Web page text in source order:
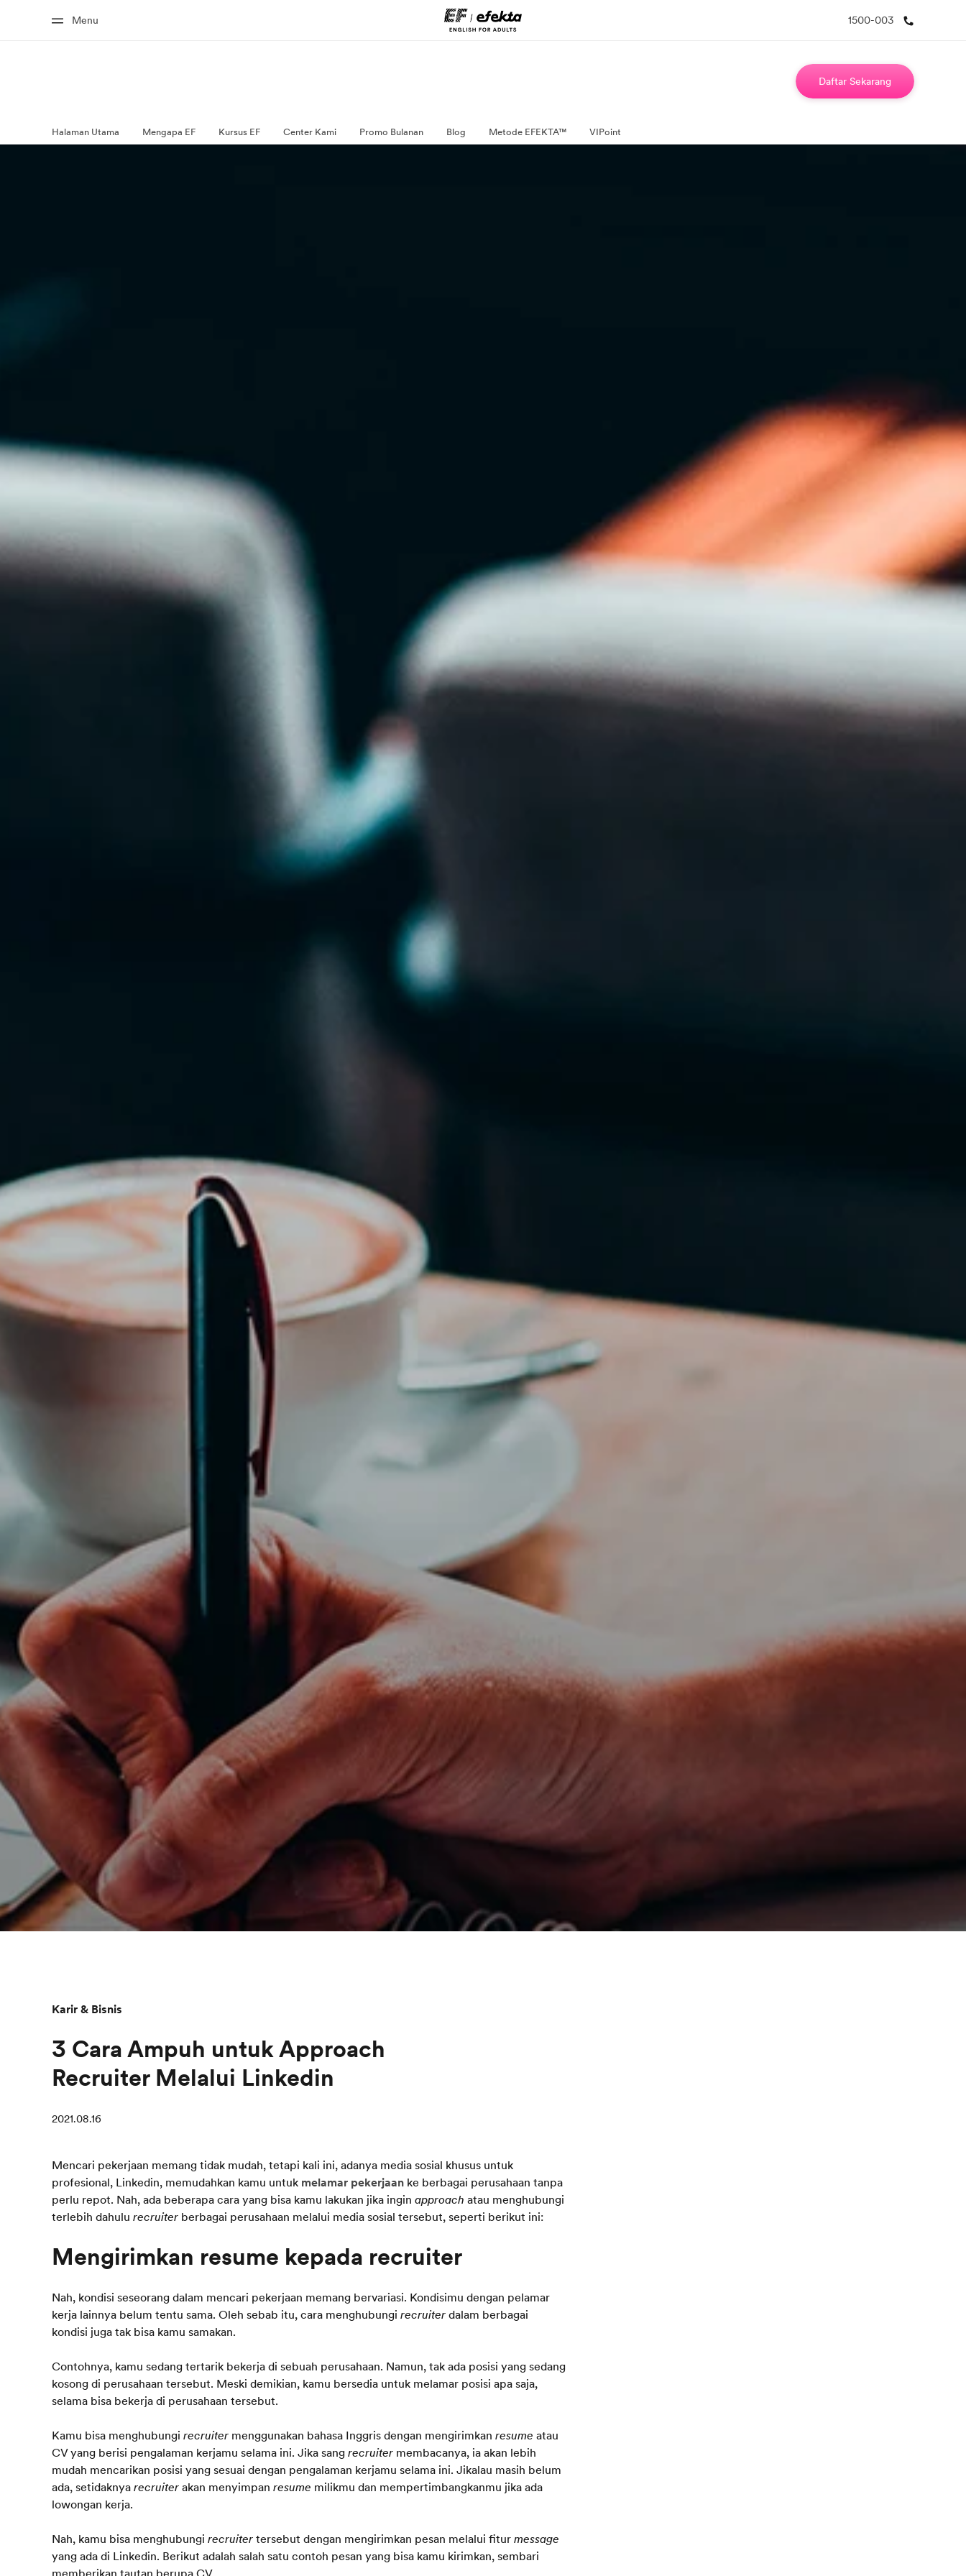
Menu 1500-003
Daftar Sekarang
Halaman Utama Mengapa EF Kursus EF Center Kami Promo Bulanan Blog Metode EFEKTA™ VIPoint
Karir & Bisnis
3 Cara Ampuh untuk Approach
Recruiter Melalui Linkedin
2021.08.16
Mencari pekerjaan memang tidak mudah, tetapi kali ini, adanya media sosial khusus untuk
profesional, Linkedin, memudahkan kamu untuk melamar pekerjaan ke berbagai perusahaan tanpa
perlu repot. Nah, ada beberapa cara yang bisa kamu lakukan jika ingin approach atau menghubungi
terlebih dahulu recruiter berbagai perusahaan melalui media sosial tersebut, seperti berikut ini:
Nah, kondisi seseorang dalam mencari pekerjaan memang bervariasi. Kondisimu dengan pelamar
kerja lainnya belum tentu sama. Oleh sebab itu, cara menghubungi recruiterdalam berbagai
kondisi juga tak bisa kamu samakan.
Contohnya, kamu sedang tertarik bekerja di sebuah perusahaan. Namun, tak ada posisi yang sedang
kosong di perusahaan tersebut. Meski demikian, kamu bersedia untuk melamar posisi apa saja,
selama bisa bekerja di perusahaan tersebut.
Kamu bisa menghubungi recruiter menggunakan bahasa Inggris dengan mengirimkan resume atau
CV yang berisi pengalaman kerjamu selama ini. Jika sangrecruiter membacanya, ia akan lebih
mudah mencarikan posisi yang sesuai dengan pengalaman kerjamu selama ini. Jikalau masih belum
ada, setidaknyarecruiterakan menyimpan resume milikmu dan mempertimbangkanmu jika ada
lowongan kerja.
Nah, kamu bisa menghubungi recruitertersebut dengan mengirimkan pesan melalui fiturmessage
yang ada di Linkedin. Berikut adalah salah satu contoh pesan yang bisa kamu kirimkan, sembari